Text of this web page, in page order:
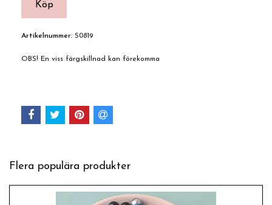
Artikelnummer: S0819
OBS! En viss färgskillnad kan förekomma
Flera populära produkter